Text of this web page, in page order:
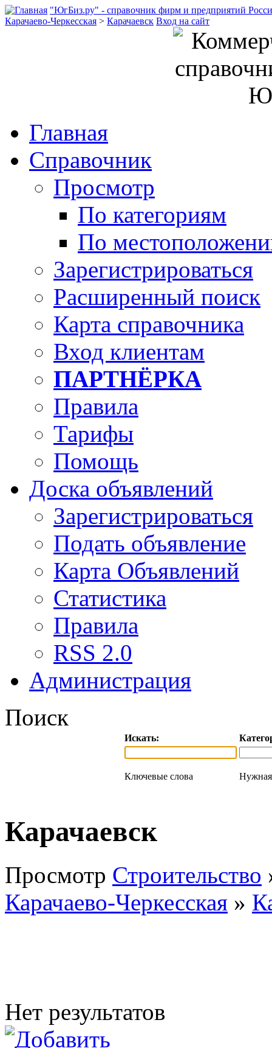
"ЮгБиз.ру" - справочник фирм и предприятий
Карачаево-Черкесская > Карачаевск Вход на сайт
Главная
Справочник
Просмотр
По категориям
По
Зарегистрироваться
Расширенный поиск
Карта справочника
Вход клиентам
ПАРТНЁРКА
Правила
Тарифы
Помощь
Доска объявлений
Зарегистрироваться
Подать объявление
Карта Объявлений
Статистика
Правила
RSS 2.0
Администрация
Поиск
Искать:
Ключевые слова Нужная
Карачаевск
Просмотр Строительство
Карачаево-Черкесская »
Нет результатов